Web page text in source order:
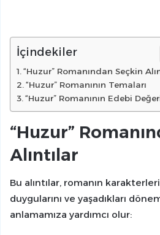
İçindekiler
“Huzur” Romanından Seçkin
“Huzur” Romanının Temaları
“Huzur” Romanının Edebi
“Huzur”
Alıntılar
Bu alıntılar, romanın
duygularını ve yaşadıkları
anlamamıza yardımcı olur: